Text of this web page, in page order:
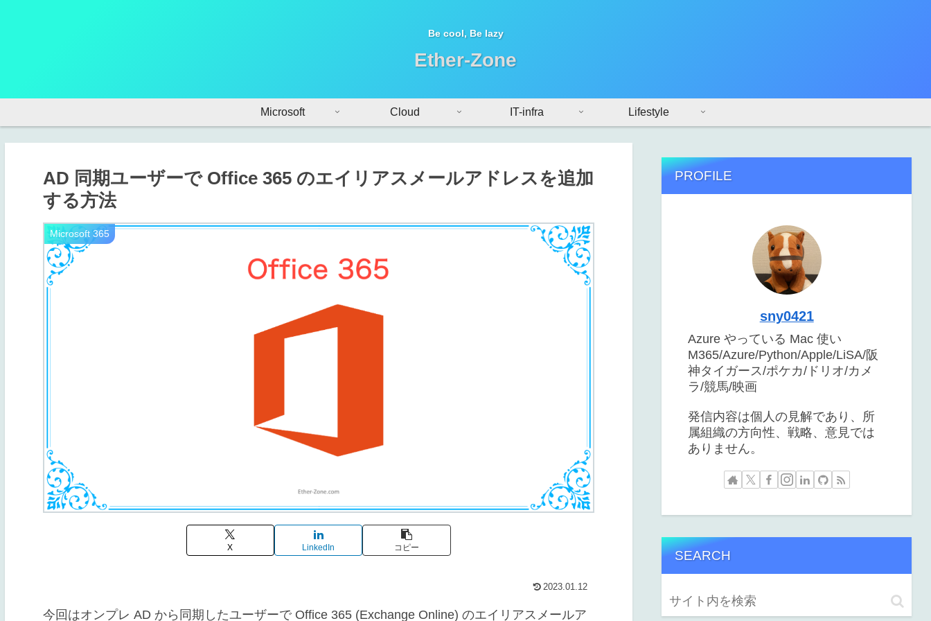
Be cool, Be lazy
Ether-Zone
Microsoft Cloud IT-infra Lifestyle
AD 同期ユーザーで Office 365 のエイリアスメールアドレスを追加
する方法
Microsoft 365
X LinkedIn コピー
2023.01.12
今回はオンプレ AD から同期したユーザーで Office 365 (Exchange Online) のエイリアスメールア
PROFILE
sny0421
Azure やっている Mac 使い
M365/Azure/Python/Apple/LiSA/阪
神タイガース/ポケカ/ドリオ/カメ
ラ/競馬/映画
発信内容は個人の見解であり、所
属組織の方向性、戦略、意見では
ありません。
SEARCH